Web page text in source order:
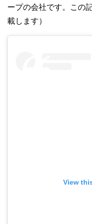
ープの会社です。この
載します）
View